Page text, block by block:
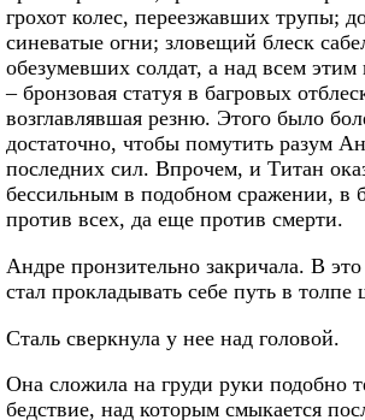
грохот колес, переезжавших трупы;
синеватые огни; зловещий блеск
обезумевших солдат, а над всем
– бронзовая статуя в багровых
возглавлявшая резню. Этого было
достаточно, чтобы помутить разум
последних сил. Впрочем, и Титан
бессильным в подобном сражении, в
против всех, да еще против смерти.
Андре пронзительно закричала. В
стал прокладывать себе путь в толпе
Сталь сверкнула у нее над головой.
Она сложила на груди руки подобно
бедствие, над которым смыкается